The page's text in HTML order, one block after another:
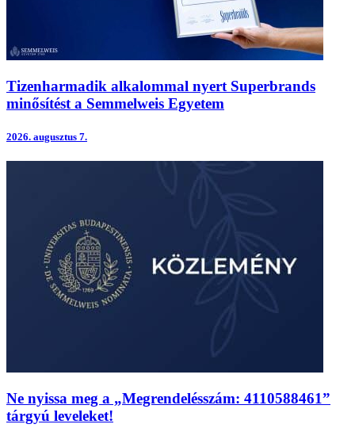
Tizenharmadik alkalommal nyert Superbrands
minősítést a Semmelweis Egyetem
2026. augusztus 7.
Ne nyissa meg a „Megrendelésszám: 4110588461”
tárgyú leveleket!